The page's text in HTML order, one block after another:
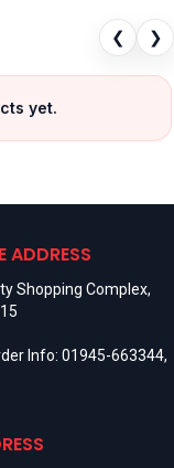
❮ ❯
yet.
ADDRESS
Shopping Complex,
Info: 01945-663344,